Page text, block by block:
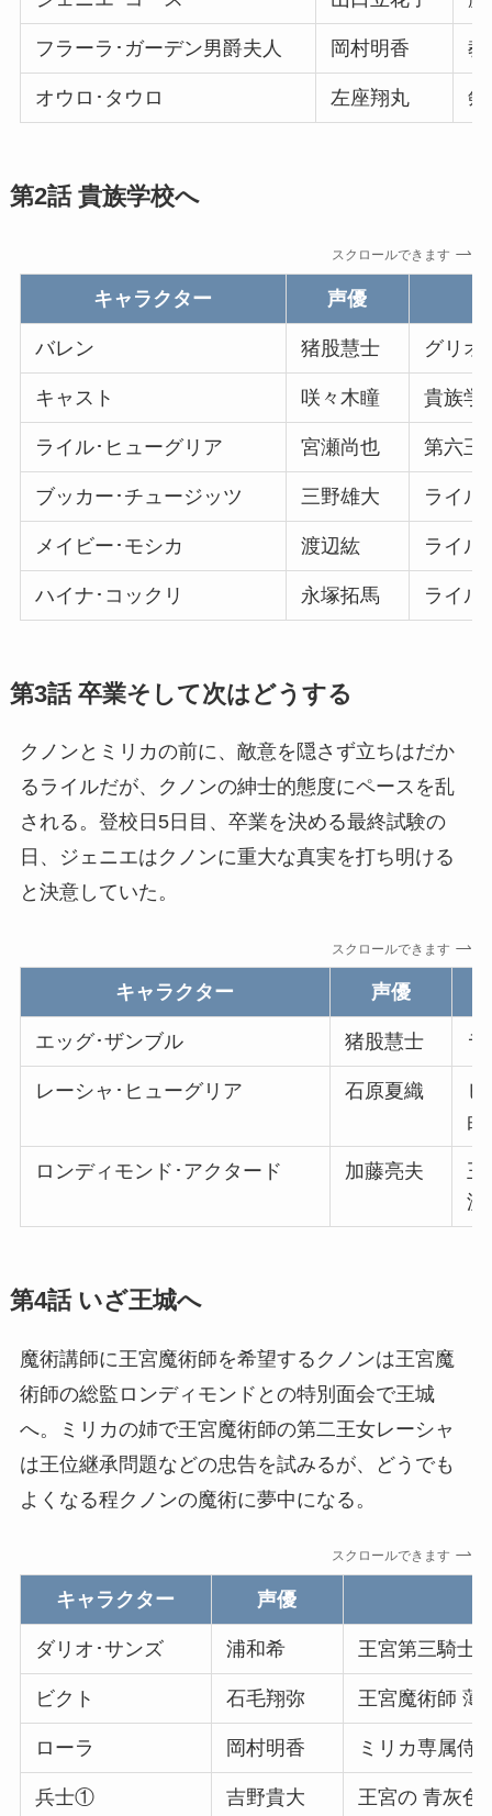
フラーラ･ガーデン男爵夫人 岡村明香 教
オウロ･タウロ 左座翔丸 剣
第2話 貴族学校へ
スクロールできます
キャラクター 声優
バレン 猪股慧士 グリオ
キャスト 咲々木瞳 貴族学
ライル･ヒューグリア 宮瀬尚也 第六王
ブッカー･チュージッツ 三野雄大 ライル
メイビー･モシカ 渡辺紘 ライル
ハイナ･コックリ 永塚拓馬 ライル
第3話 卒業そして次はどうする
クノンとミリカの前に、敵意を隠さず立ちはだか
るライルだが、クノンの紳士的態度にペースを乱
される。登校日5日目、卒業を決める最終試験の
日、ジェニエはクノンに重大な真実を打ち明ける
と決意していた。
スクロールできます
キャラクター 声優
エッグ･ザンブル 猪股慧士
レーシャ･ヒューグリア 石原夏織
白
ロンディモンド･アクタード 加藤亮夫
王
濃
第4話 いざ王城へ
魔術講師に王宮魔術師を希望するクノンは王宮魔
術師の総監ロンディモンドとの特別面会で王城
へ。ミリカの姉で王宮魔術師の第二王女レーシャ
は王位継承問題などの忠告を試みるが、どうでも
よくなる程クノンの魔術に夢中になる。
スクロールできます
キャラクター 声優
ダリオ･サンズ 浦和希 王宮第三騎士
ビクト 石毛翔弥 王宮魔術師 薄
ローラ 岡村明香 ミリカ専属侍
兵士① 吉野貴大 王宮の 青灰色